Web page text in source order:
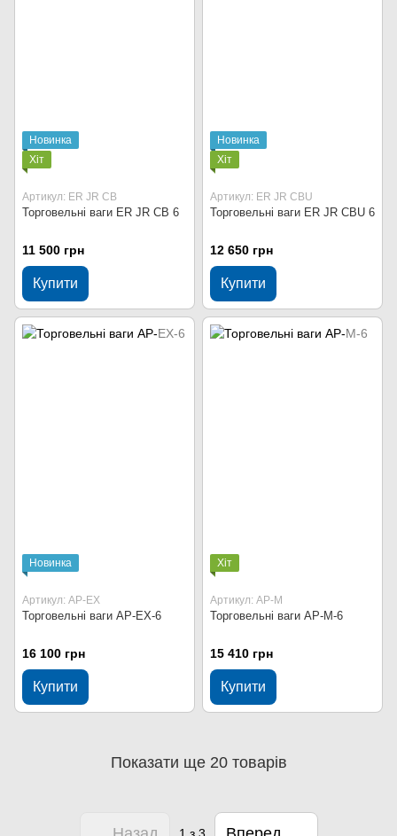
Новинка
Хіт
Артикул: ER JR CB
Торговельні ваги ER JR CB 6
11 500 грн
Купити
Новинка
Хіт
Артикул: ER JR CBU
Торговельні ваги ER JR CBU 6
12 650 грн
Купити
Новинка
Артикул: AP-EX
Торговельні ваги AP-EX-6
16 100 грн
Купити
Хіт
Артикул: AP-M
Торговельні ваги AP-M-6
15 410 грн
Купити
Показати ще 20 товарів